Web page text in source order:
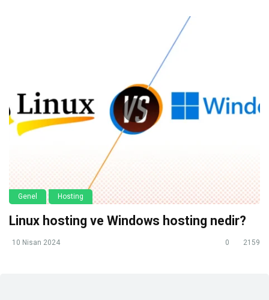
Genel Hosting
Linux hosting ve Windows hosting nedir?
10 Nisan 2024 0 2159